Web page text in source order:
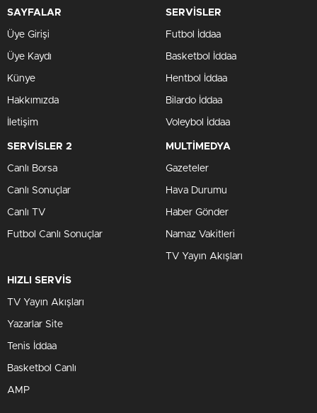
SAYFALAR
Üye Girişi
Üye Kaydı
Künye
Hakkımızda
İletişim
SERVİSLER
Futbol İddaa
Basketbol İddaa
Hentbol İddaa
Bilardo İddaa
Voleybol İddaa
SERVİSLER 2
Canlı Borsa
Canlı Sonuçlar
Canlı TV
Futbol Canlı Sonuçlar
MULTİMEDYA
Gazeteler
Hava Durumu
Haber Gönder
Namaz Vakitleri
TV Yayın Akışları
HIZLI SERVİS
TV Yayın Akışları
Yazarlar Site
Tenis İddaa
Basketbol Canlı
AMP